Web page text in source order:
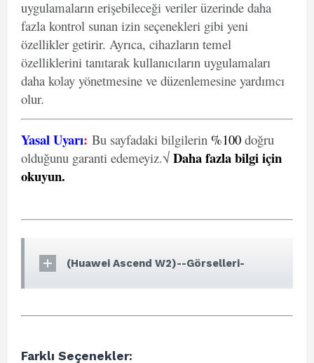
uygulamaların erişebileceği veriler üzerinde daha
fazla kontrol sunan izin seçenekleri gibi yeni
özellikler getirir. Ayrıca, cihazların temel
özelliklerini tanıtarak kullanıcıların uygulamaları
daha kolay yönetmesine ve düzenlemesine yardımcı
olur.
Yasal Uyarı: Bu sayfadaki bilgilerin %100 doğru
olduğunu garanti edemeyiz.√ Daha fazla bilgi için
okuyun.
(Huawei Ascend W2)--Görselleri-
Farklı Seçenekler: